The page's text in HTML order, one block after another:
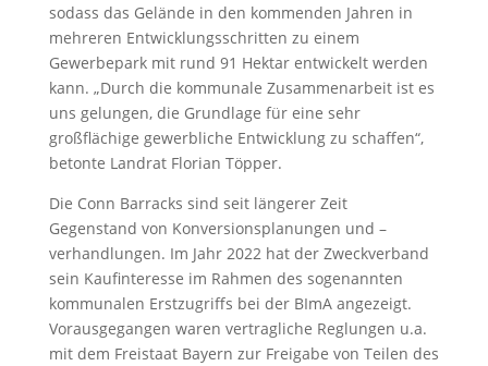
sodass das Gelände in den kommenden Jahren in
mehreren Entwicklungsschritten zu einem
Gewerbepark mit rund 91 Hektar entwickelt werden
kann. „Durch die kommunale Zusammenarbeit ist es
uns gelungen, die Grundlage für eine sehr
großflächige gewerbliche Entwicklung zu schaffen“,
betonte Landrat Florian Töpper.
Die Conn Barracks sind seit längerer Zeit
Gegenstand von Konversionsplanungen und –
verhandlungen. Im Jahr 2022 hat der Zweckverband
sein Kaufinteresse im Rahmen des sogenannten
kommunalen Erstzugriffs bei der BImA angezeigt.
Vorausgegangen waren vertragliche Reglungen u.a.
mit dem Freistaat Bayern zur Freigabe von Teilen des